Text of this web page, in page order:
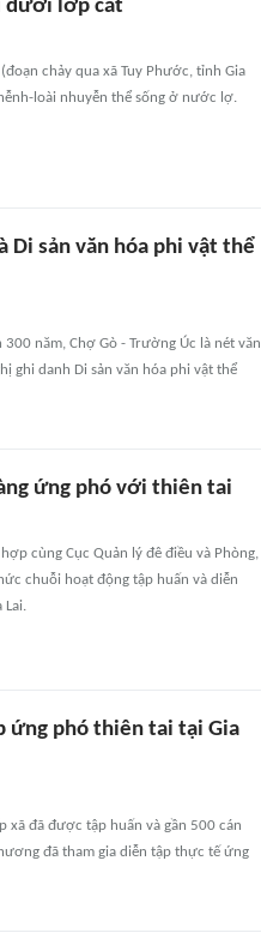
dưới lớp cát
chảy qua xã Tuy Phước, tỉnh Gia
loài nhuyễn thể sống ở nước lợ.
Di sản văn hóa phi vật thể
năm, Chợ Gò - Trường Úc là nét văn
ghi danh Di sản văn hóa phi vật thể
ứng phó với thiên tai
cùng Cục Quản lý đê điều và Phòng,
chuỗi hoạt động tập huấn và diễn
Lai.
ứng phó thiên tai tại Gia
xã đã được tập huấn và gần 500 cán
đã tham gia diễn tập thực tế ứng